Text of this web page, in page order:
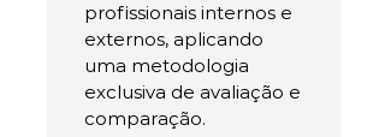
profissionais internos e
externos, aplicando
uma metodologia
exclusiva de avaliação e
comparação.